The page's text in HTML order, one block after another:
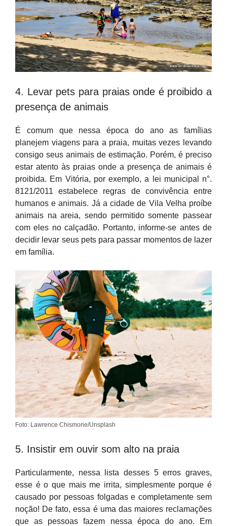
4. Levar pets para praias onde é proibido a
presença de animais
É comum que nessa época do ano as famílias
planejem viagens para a praia, muitas vezes levando
consigo seus animais de estimação. Porém, é preciso
estar atento às praias onde a presença de animais é
proibida. Em Vitória, por exemplo, a lei municipal n°.
8121/2011 estabelece regras de convivência entre
humanos e animais. Já a cidade de Vila Velha proíbe
animais na areia, sendo permitido somente passear
com eles no calçadão. Portanto, informe-se antes de
decidir levar seus pets para passar momentos de lazer
em família.
Foto: Lawrence Chismorie/Unsplash
5. Insistir em ouvir som alto na praia
Particularmente, nessa lista desses 5 erros graves,
esse é o que mais me irrita, simplesmente porque é
causado por pessoas folgadas e completamente sem
noção! De fato, essa é uma das maiores reclamações
que as pessoas fazem nessa época do ano. Em